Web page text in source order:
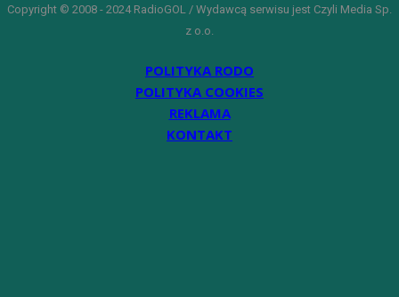
Copyright © 2008 - 2024 RadioGOL / Wydawcą serwisu jest Czyli Media Sp.
z o.o.
POLITYKA RODO
POLITYKA COOKIES
REKLAMA
KONTAKT